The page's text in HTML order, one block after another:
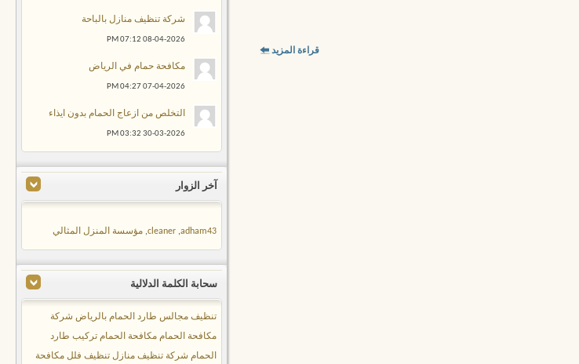
قراءة المزيد
شركة تنظيف منازل بالباحة
08-04-2026
07:12 PM
مكافحة حمام في الرياض
07-04-2026
04:27 PM
التخلص من ازعاج الحمام بدون ايذاء
30-03-2026
03:32 PM
آخر الزوار
adham43
,
cleaner
, مؤسسة المنزل المثالي
سحابة الكلمة الدلالية
تنظيف مجالس طارد الحمام بالرياض شركة
مكافحة الحمام مكافحة الحمام تركيب طارد
الحمام شركة تنظيف منازل تنظيف فلل مكافحة